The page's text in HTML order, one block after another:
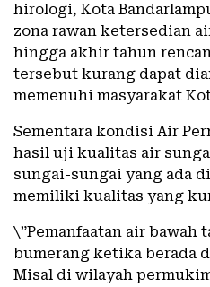
hirologi, Kota
zona rawan ketersedian
hingga akhir tahun
tersebut kurang dapat
memenuhi masyarakat
Sementara kondisi Air
hasil uji kualitas air
sungai-sungai yang ada
memiliki kualitas yang
\”Pemanfaatan air bawah
bumerang ketika berada
Misal di wilayah